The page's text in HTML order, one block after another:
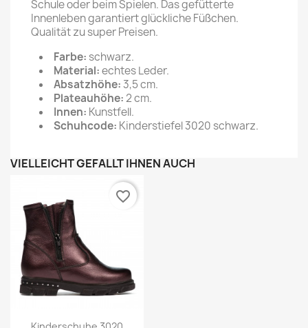
Schule oder beim Spielen. Das gefütterte
Innenleben garantiert glückliche Füßchen.
Qualität zu super Preisen.
Farbe: schwarz.
Material:echtes Leder.
Absatzhöhe:3,5 cm.
Plateauhöhe:2 cm.
Innen: Kunstfell.
Schuhcode: Kinderstiefel 3020 schwarz.
VIELLEICHT GEFÄLLT IHNEN AUCH
favorite_border